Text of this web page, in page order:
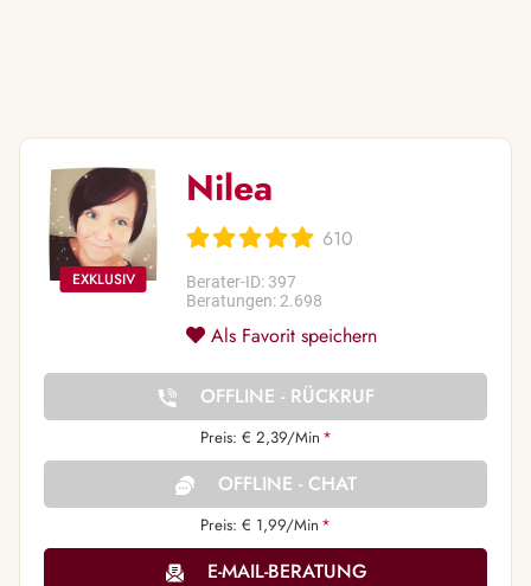
Nilea
610
Berater-ID: 397
Beratungen: 2.698
Als Favorit speichern
OFFLINE - RÜCKRUF
Preis: € 2,39/Min *
OFFLINE - CHAT
Preis: € 1,99/Min *
E-MAIL-BERATUNG